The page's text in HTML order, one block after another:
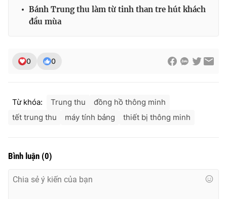
Bánh Trung thu làm từ tinh than tre hút khách
đầu mùa
0 0
Từ khóa: Trung thu
đồng hồ thông minh
tết trung thu
máy tính bảng thiết bị thông minh
Bình luận (0)